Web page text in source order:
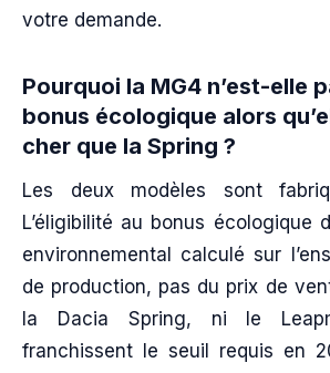
votre demande.
Pourquoi la MG4 n’est-elle
bonus écologique alors
cher que la Spring ?
Les deux modèles sont
L’éligibilité au bonus écologique
environnemental calculé sur
de production, pas du prix de
la Dacia Spring, ni le
franchissent le seuil requis en